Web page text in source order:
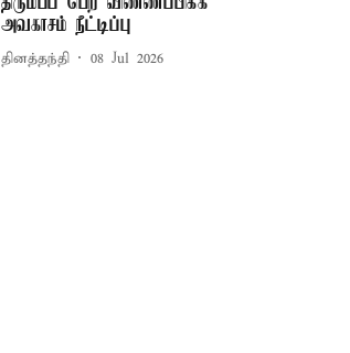
அவகாசம் நீட்டிப்பு
தினத்தந்தி 08 Jul 2026